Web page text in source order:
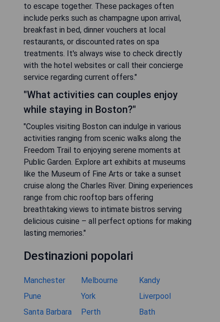
to escape together. These packages often
include perks such as champagne upon arrival,
breakfast in bed, dinner vouchers at local
restaurants, or discounted rates on spa
treatments. It's always wise to check directly
with the hotel websites or call their concierge
service regarding current offers."
"What activities can couples enjoy
while staying in Boston?"
"Couples visiting Boston can indulge in various
activities ranging from scenic walks along the
Freedom Trail to enjoying serene moments at
Public Garden. Explore art exhibits at museums
like the Museum of Fine Arts or take a sunset
cruise along the Charles River. Dining experiences
range from chic rooftop bars offering
breathtaking views to intimate bistros serving
delicious cuisine – all perfect options for making
lasting memories."
Destinazioni popolari
Manchester Melbourne
Kandy
Pune
York
Liverpool
Santa Barbara
Perth Bath